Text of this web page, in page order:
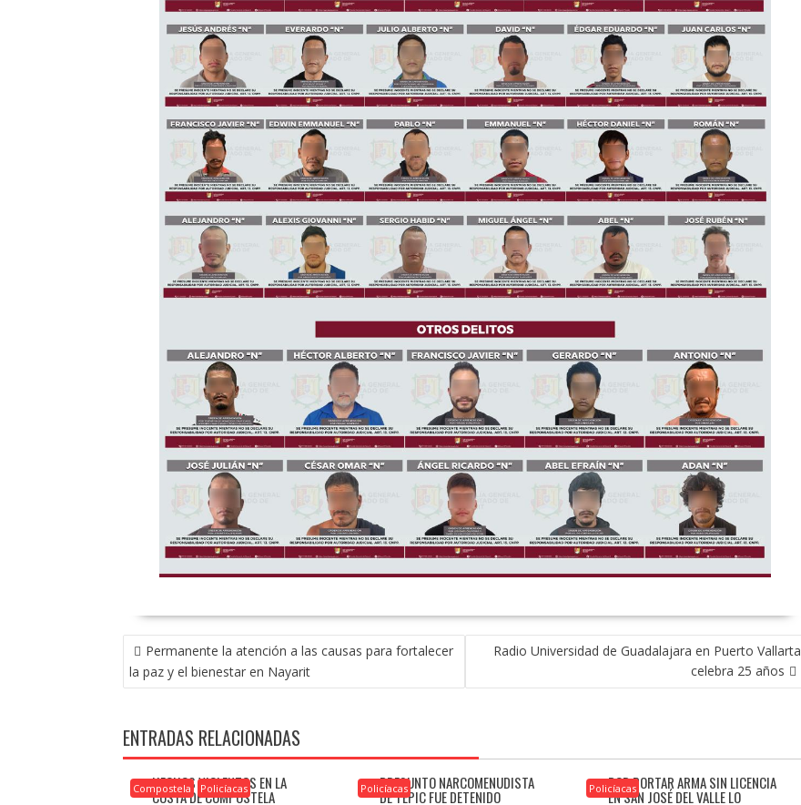
NAVEGACIÓN
DE
ENTRADAS
Permanente la atención a las causas para fortalecer
la paz y el bienestar en Nayarit
Radio Universidad de Guadalajara en Puerto Vallarta
celebra 25 años
ENTRADAS RELACIONADAS
Compostela Policíacas
HECHOS VIOLENTOS EN LA
COSTA DE COMPOSTELA Policíacas
PRESUNTO NARCOMENUDISTA
DE TEPIC FUE DETENIDO Policíacas
POR PORTAR ARMA SIN LICENCIA
EN SAN JOSÉ DEL VALLE LO